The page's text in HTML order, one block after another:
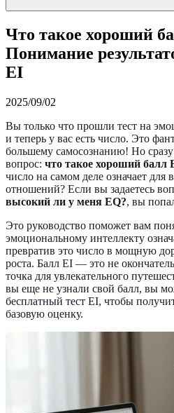
Что такое хороший
Понимание
EI
2025/09/02
Вы только что прошли тест на
и теперь у вас есть число. Это
большему самосознанию! Но
вопрос: что такое хороший балл
число на самом деле означает
отношений? Если вы задаетесь
высокий ли у меня EQ?, вы
Это руководство поможет вам
эмоциональному интеллекту
превратив это число в мощную
роста. Балл EI — это не
точка для увлекательного
вы еще не узнали свой балл, вы
бесплатный тест EI, чтобы
базовую оценку.